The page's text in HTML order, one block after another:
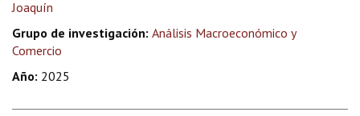
Joaquín
Grupo de investigación: Análisis Macroeconómico y
Comercio
Año: 2025